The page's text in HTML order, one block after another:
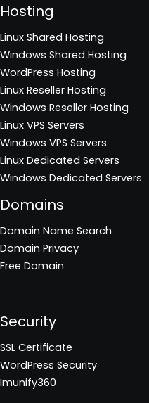
Hosting
Linux Shared Hosting
Windows Shared Hosting
WordPress Hosting
Linux Reseller Hosting
Windows Reseller Hosting
Linux VPS Servers
Windows VPS Servers
Linux Dedicated Servers
Windows Dedicated Servers
Domains
Domain Name Search
Domain Privacy
Free Domain
Security
SSL Certificate
WordPress Security
Imunify360